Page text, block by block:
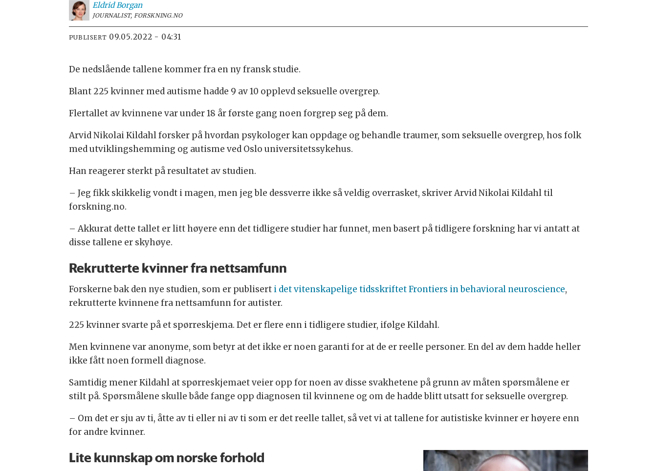
Eldrid Borgan
JOURNALIST, FORSKNING.NO
PUBLISERT 09.05.2022 - 04:31
De nedslående tallene kommer fra en ny fransk studie.
Blant 225 kvinner med autisme hadde 9 av 10 opplevd seksuelle overgrep.
Flertallet av kvinnene var under 18 år første gang noen forgrep seg på dem.
Arvid Nikolai Kildahl forsker på hvordan psykologer kan oppdage og behandle traumer, som seksuelle overgrep, hos folk
med utviklingshemming og autisme ved Oslo universitetssykehus.
Han reagerer sterkt på resultatet av studien.
– Jeg fikk skikkelig vondt i magen, men jeg ble dessverre ikke så veldig overrasket, skriver Arvid Nikolai Kildahl til
forskning.no.
– Akkurat dette tallet er litt høyere enn det tidligere studier har funnet, men basert på tidligere forskning har vi antatt at
disse tallene er skyhøye.
Rekrutterte kvinner fra nettsamfunn
Forskerne bak den nye studien, som er publisert i det vitenskapelige tidsskriftet Frontiers in behavioral neuroscience,
rekrutterte kvinnene fra nettsamfunn for autister.
225 kvinner svarte på et spørreskjema. Det er flere enn i tidligere studier, ifølge Kildahl.
Men kvinnene var anonyme, som betyr at det ikke er noen garanti for at de er reelle personer. En del av dem hadde heller
ikke fått noen formell diagnose.
Samtidig mener Kildahl at spørreskjemaet veier opp for noen av disse svakhetene på grunn av måten spørsmålene er
stilt på. Spørsmålene skulle både fange opp diagnosen til kvinnene og om de hadde blitt utsatt for seksuelle overgrep.
– Om det er sju av ti, åtte av ti eller ni av ti som er det reelle tallet, så vet vi at tallene for autistiske kvinner er høyere enn
for andre kvinner.
Lite kunnskap om norske forhold